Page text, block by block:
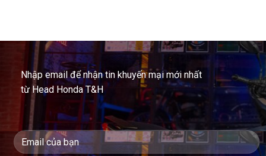
Nhập email để nhận tin khuyến mại mới nhất
từ Head Honda T&H